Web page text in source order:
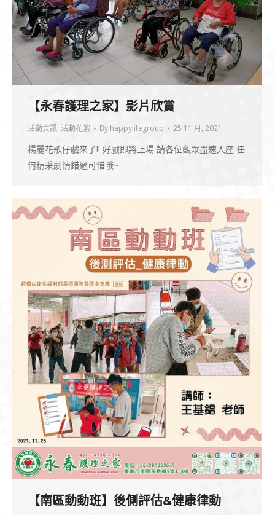
【永春護理之家】影片欣賞
活動資訊, 活動花絮 By happylifegroup 25 11 月, 2021
楊麗花歌仔戲來了!! 好戲即將上場 請各位觀眾盡速入座 任
何精采劇情錯過可惜哦~
【南區動動班】後側評估&健康律動